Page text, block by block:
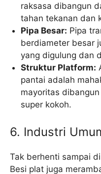
raksasa dibangun
tahan tekanan dan
Pipa Besar: Pipa
berdiameter besar
yang digulung dan
Struktur Platform:
pantai adalah
mayoritas
super kokoh.
6. Industri
Tak berhenti sampai
Besi plat juga